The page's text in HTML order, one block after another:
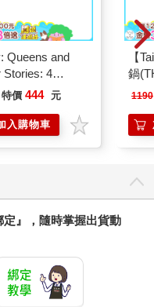
責任，要我去墮胎。婆婆
一天，完全沒感到一點疼
知道了吧。」父母的自尊
常有人分不清楚。能區分
孩子困在自己的夢想裡，
心而生下自己，則有可能
俱樂部裡、鋼琴旁，也四
子，這是個意蘊深長的問
恩．艾許撰文提到：「慢
傷相提並論。許多脊柱分
、感官受損的人都認為自
狀況是自己生命的既定事
番話雖然有道理，卻非全
特價 444 元
入購物車
1190
』，隨時掌握出貨動